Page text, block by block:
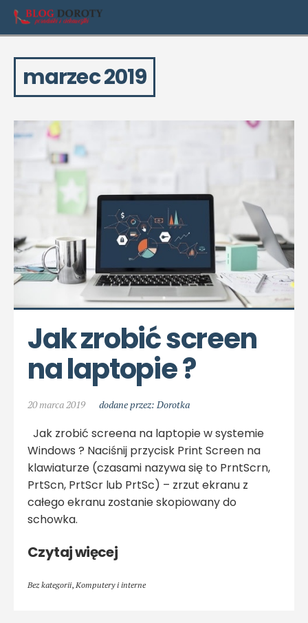
marzec 2019
Jak zrobić screen
na laptopie ?
20 marca 2019 dodane przez: Dorotka
Jak zrobić screena na laptopie w systemie
Windows ? Naciśnij przycisk Print Screen na
klawiaturze (czasami nazywa się to PrntScrn,
PrtScn, PrtScr lub PrtSc) – zrzut ekranu z
całego ekranu zostanie skopiowany do
schowka.
Czytaj więcej
Bez kategorii, Komputery i interne